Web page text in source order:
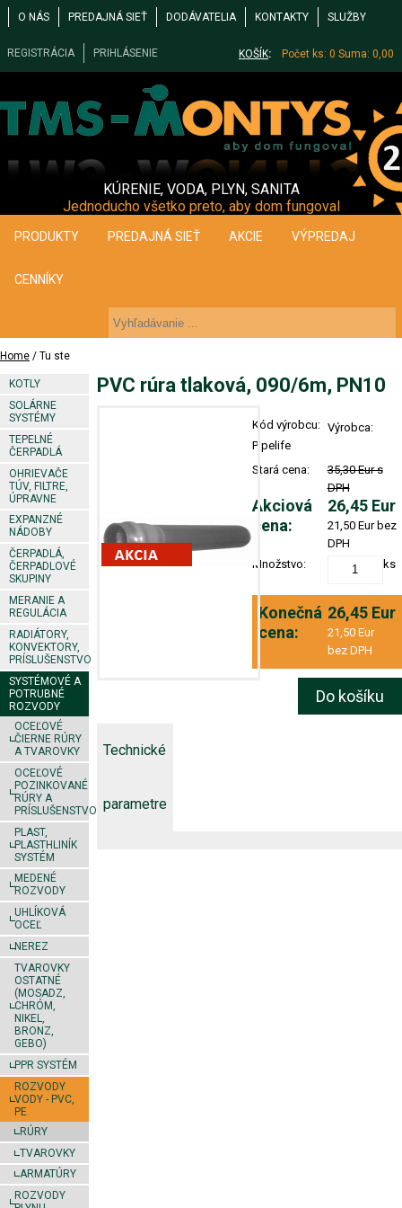
O NÁS PREDAJNÁ SIEŤ DODÁVATELIA KONTAKTY SLUŽBY
REGISTRÁCIA PRIHLÁSENIE KOŠÍK: Počet ks: 0 Suma: 0,00
KÚRENIE, VODA, PLYN, SANITA
Jednoducho všetko preto, aby dom fungoval
PRODUKTY PREDAJNÁ SIEŤ AKCIE VÝPREDAJ
CENNÍKY
Home / Tu ste
KOTLY
SOLÁRNE
SYSTÉMY
TEPELNÉ
ČERPADLÁ
OHRIEVAČE
TÚV, FILTRE,
ÚPRAVNE
EXPANZNÉ
NÁDOBY
ČERPADLÁ,
ČERPADLOVÉ
SKUPINY
MERANIE A
REGULÁCIA
RADIÁTORY,
KONVEKTORY,
PRÍSLUŠENSTVO
SYSTÉMOVÉ A
POTRUBNÉ
ROZVODY
OCEĽOVÉ
ČIERNE RÚRY
A TVAROVKY
OCEĽOVÉ
POZINKOVANÉ
RÚRY A
PRÍSLUŠENSTVO
PLAST,
PLASTHLINÍK
SYSTÉM
MEDENÉ
ROZVODY
UHLÍKOVÁ
OCEĽ
NEREZ
TVAROVKY
OSTATNÉ
(MOSADZ,
CHRÓM,
NIKEL,
BRONZ,
GEBO)
PPR SYSTÉM
ROZVODY
VODY - PVC,
PE
RÚRY
TVAROVKY
ARMATÚRY
ROZVODY
PVC rúra tlaková, 090/6m, PN10
Kód výrobcu: Výrobca:
Pipelife
Stará cena:
35,30 Eur s
DPH
Akciová
cena:
26,45 Eur
21,50 Eur bez
DPH
Množstvo:
ks
Konečná
cena:
26,45 Eur
21,50 Eur
bez DPH
Do košíku
Technické
parametre